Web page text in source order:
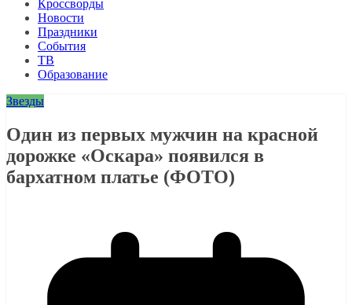
Кроссворды
Новости
Праздники
События
ТВ
Образование
Звезды
Один из первых мужчин на красной
дорожке «Оскара» появился в
бархатном платье (ФОТО)